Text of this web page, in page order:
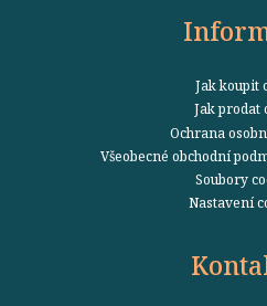
Jak koupit
Jak prodat
Ochrana
Všeobecné obchodní
Soubory
Nastavení